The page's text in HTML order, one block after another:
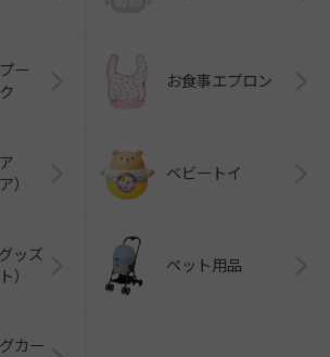
ー
お食事エプロン
）
ベビートイ
ッズ
）
ペット用品
カー